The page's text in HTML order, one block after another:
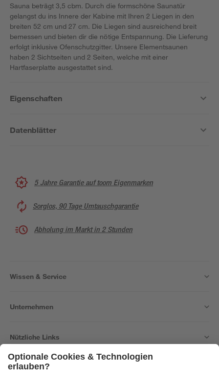
Sauna beträgt 3,5 cbm. Durch die formschöne Saunatür
gelangst du ins Innere der Kabine mit Ihren 2 Liegen in den
breiten 52 cm und 27 cm. Die Liegen sind ausreichend breit
bemessen und bieten dir die nötige Entspannung. Die Lieferung
erfolgt inklusive Ofenschutzgitter. Unsere Elementsaunen
haben 2 Sichtseiten und 2 Seiten, welche mit einer
Hartfaserplatte ausgestattet sind.
Eigenschaften
Datenblätter
5 Jahre Garantie auf toom Eigenmarken
Sorglos, 90 Tage Umtauschgarantie
Abholung im Markt in 2 Stunden
Wissen & Service
Unternehmen
Nützliche Links